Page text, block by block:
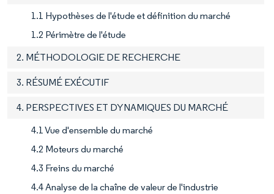
1.1 Hypothèses de l'étude et définition du marché
1.2 Périmètre de l'étude
2. MÉTHODOLOGIE DE RECHERCHE
3. RÉSUMÉ EXÉCUTIF
4. PERSPECTIVES ET DYNAMIQUES DU MARCHÉ
4.1 Vue d'ensemble du marché
4.2 Moteurs du marché
4.3 Freins du marché
4.4 Analyse de la chaîne de valeur de l'industrie